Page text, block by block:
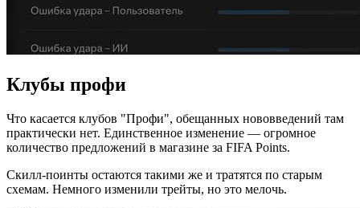
Клубы профи
Что касается клубов "Профи", обещанных нововведений там
практически нет. Единственное изменение — огромное
количество предложений в магазине за FIFA Points.
Скилл-поинты остаются такими же и тратятся по старым
схемам. Немного изменили трейты, но это мелочь.